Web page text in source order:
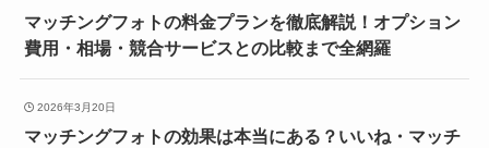
マッチングフォトの料金プランを徹底解説！オプション
費用・相場・競合サービスとの比較まで全網羅
2026年3月20日
マッチングフォトの効果は本当にある？いいね・マッチ